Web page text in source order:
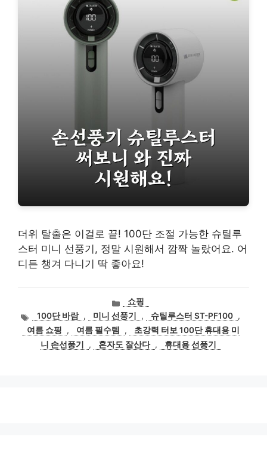
더위 탈출은 이걸로 끝! 100단 조절 가능한 슈틸루
스터 미니 선풍기, 정말 시원해서 깜짝 놀랐어요. 어
디든 챙겨 다니기 딱 좋아요!
카
테
고
리
쇼핑
태
그
100단 바람 , 미니 선풍기 , 슈틸루스터 ST-PF100 ,
여름 쇼핑
, 여름 필수템 ,
초강력 터보 100단 휴대용 미
니 손선풍기
, 혼자도 잘산다 , 휴대용 선풍기